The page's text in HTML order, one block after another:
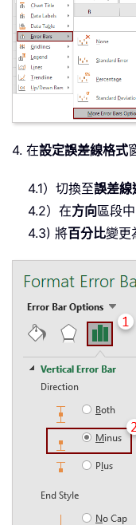
4. 在設定誤差線格式
4.1）切換至誤差線
4.2）在方向區段
4.3) 將百分比變更